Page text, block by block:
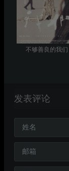
不够善良的我们
发表评论
姓名
邮箱